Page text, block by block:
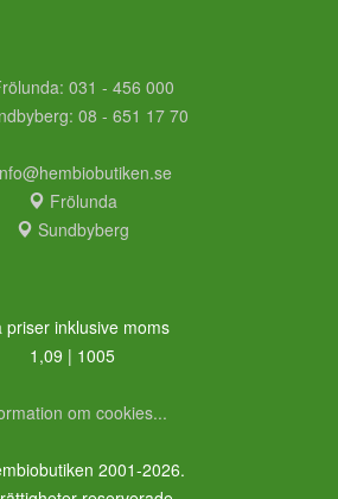
031 - 456 000
08 - 651 17 70
Frölunda
Sundbyberg
priser inklusive moms
1,09 | 1005
om cookies...
2001-2026.